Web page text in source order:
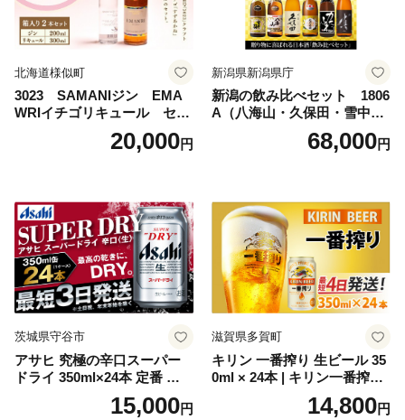
北海道様似町
3023 SAMANIジン EMA
WRIイチゴリキュール セッ
ト（箱入り）【大人の味 酒
お酒 洋酒 スピリッツ クラフ
セット 詰め合わせ カクテル
ソーダ割り アルコール ロッ
ク ソーダ ジントニック 】
20,000円
新潟県新潟県庁
新潟の飲み比べセット 1806
A（八海山・久保田・雪中
梅・越乃寒梅・かたふね・千
68,000円
茨城県守谷市
アサヒ 究極の辛口スーパー
ドライ 350ml×24本 定番 ビー
ル 缶ビール 酒 お酒 アルコー
15,000円
滋賀県多賀町
キリン 一番搾り 生ビール 35
0ml × 24本 | キリン一番搾り
キリンビール 一番搾り ビー
ル 24缶 きりんいちばんしぼ
14,800円